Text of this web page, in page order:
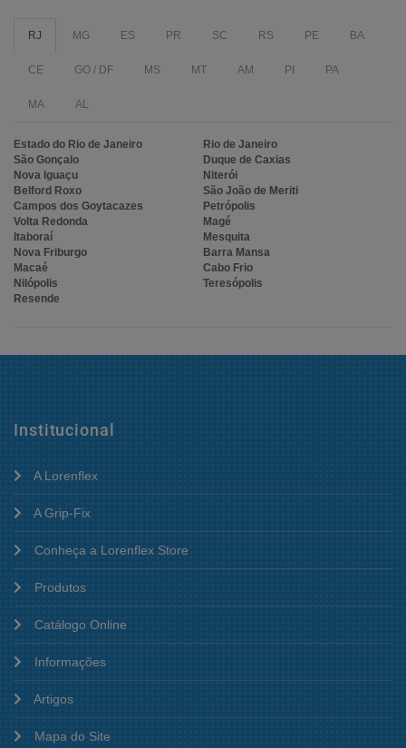
RJ MG ES PR SC RS PE BA
CE GO / DF MS MT AM PI PA
MA AL
Estado do Rio de Janeiro
Rio de Janeiro
São Gonçalo
Duque de Caxias
Nova Iguaçu
Niterói
Belford Roxo
São João de Meriti
Campos dos Goytacazes
Petrópolis
Volta Redonda
Magé
Itaboraí
Mesquita
Nova Friburgo
Barra Mansa
Macaé
Cabo Frio
Nilópolis
Teresópolis
Resende
Institucional
A Lorenflex
A Grip-Fix
Conheça a Lorenflex Store
Produtos
Catálogo Online
Informações
Artigos
Mapa do Site